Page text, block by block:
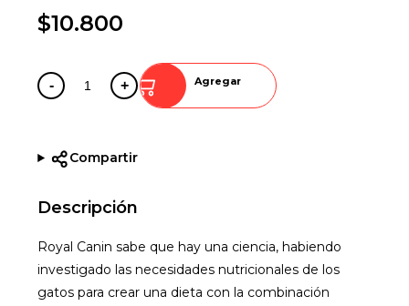
$10.800
- + Agregar
Compartir
Descripción
Royal Canin sabe que hay una ciencia, habiendo
investigado las necesidades nutricionales de los
gatos para crear una dieta con la combinación